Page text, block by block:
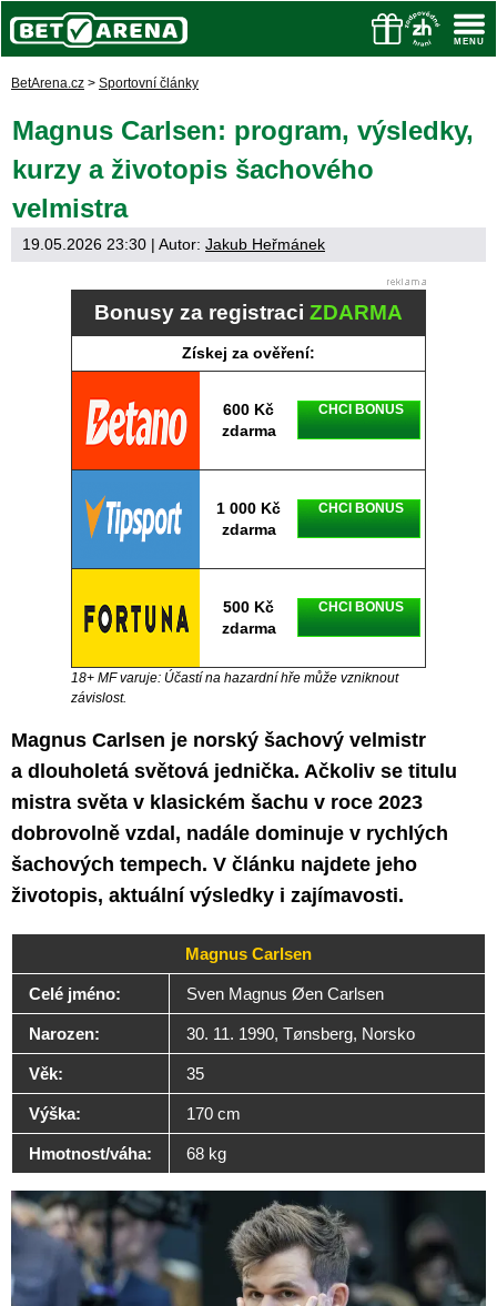
BetArena.cz > Sportovní články
Magnus Carlsen: program, výsledky,
kurzy a životopis šachového
velmistra
19.05.2026 23:30 | Autor: Jakub Heřmánek
Bonusy za registraci ZDARMA
Získej za ověření:
600 Kč
zdarma
CHCI BONUS
1 000 Kč
zdarma
CHCI BONUS
500 Kč
zdarma
CHCI BONUS
18+ MF varuje: Účastí na hazardní hře může vzniknout
závislost.
Magnus Carlsen je norský šachový velmistr
a dlouholetá světová jednička. Ačkoliv se titulu
mistra světa v klasickém šachu v roce 2023
dobrovolně vzdal, nadále dominuje v rychlých
šachových tempech. V článku najdete jeho
životopis, aktuální výsledky i zajímavosti.
Magnus Carlsen
Celé jméno: Sven Magnus Øen Carlsen
Narozen: 30. 11. 1990, Tønsberg, Norsko
Věk: 35
Výška: 170 cm
Hmotnost/váha: 68 kg